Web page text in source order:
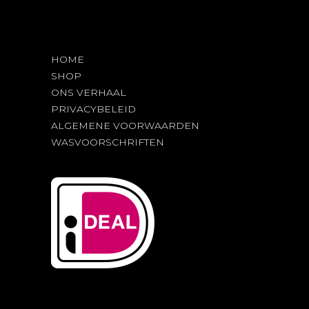
HOME
SHOP
ONS VERHAAL
PRIVACYBELEID
ALGEMENE VOORWAARDEN
WASVOORSCHRIFTEN